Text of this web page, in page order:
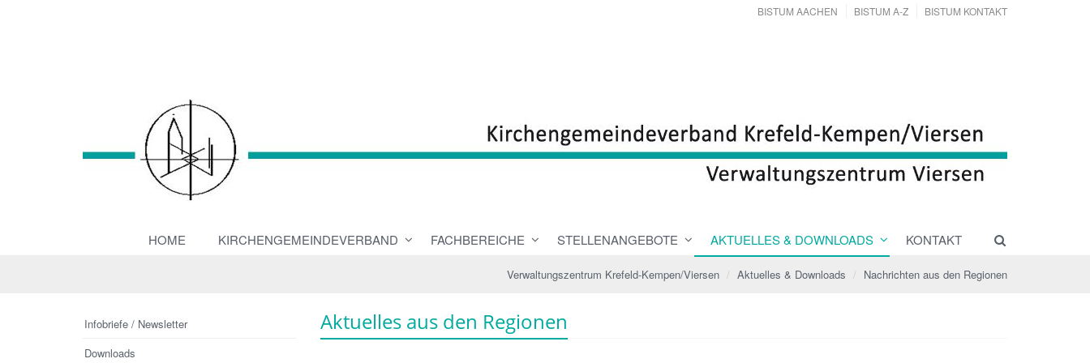
BISTUM AACHEN BISTUM A-Z BISTUM KONTAKT
HOME KIRCHENGEMEINDEVERBAND FACHBEREICHE STELLENANGEBOTE AKTUELLES & DOWNLOADS KONTAKT
Verwaltungszentrum Krefeld-Kempen/Viersen Aktuelles & Downloads Nachrichten aus den Regionen
Aktuelles aus den Regionen
Infobriefe / Newsletter
Downloads